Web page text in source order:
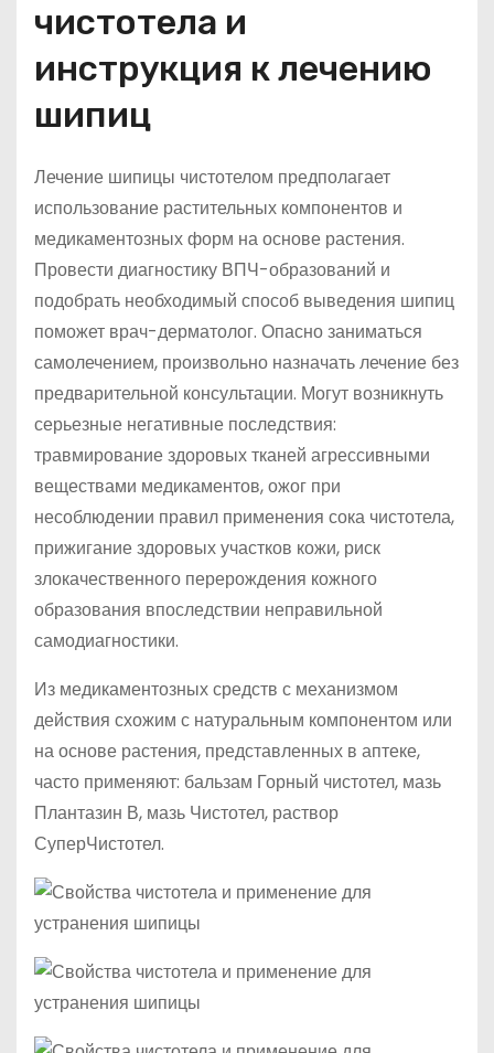
чистотела и
инструкция к лечению
шипиц
Лечение шипицы чистотелом предполагает
использование растительных компонентов и
медикаментозных форм на основе растения.
Провести диагностику ВПЧ-образований и
подобрать необходимый способ выведения шипиц
поможет врач-дерматолог. Опасно заниматься
самолечением, произвольно назначать лечение без
предварительной консультации. Могут возникнуть
серьезные негативные последствия:
травмирование здоровых тканей агрессивными
веществами медикаментов, ожог при
несоблюдении правил применения сока чистотела,
прижигание здоровых участков кожи, риск
злокачественного перерождения кожного
образования впоследствии неправильной
самодиагностики.
Из медикаментозных средств с механизмом
действия схожим с натуральным компонентом или
на основе растения, представленных в аптеке,
часто применяют: бальзам Горный чистотел, мазь
Плантазин В, мазь Чистотел, раствор
СуперЧистотел.